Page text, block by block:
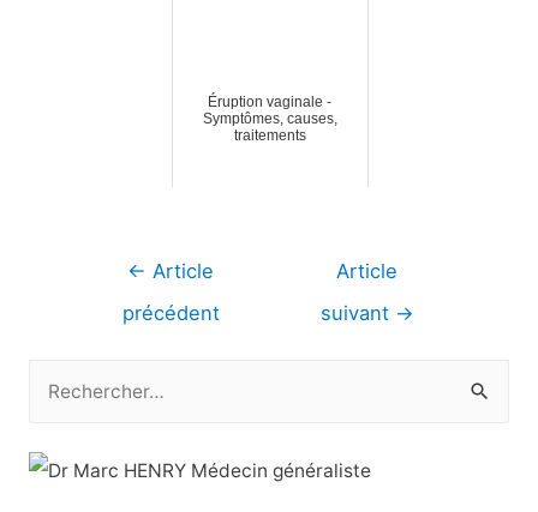
Éruption vaginale -
Symptômes, causes,
traitements
Navigation
← Article
précédent
Article
suivant →
c